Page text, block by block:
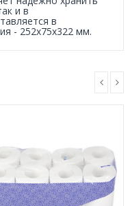
и в
в
- 252х75х322 мм.